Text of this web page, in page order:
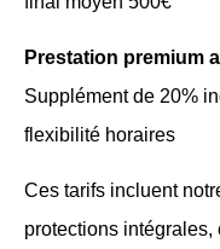
Prestation premium
Supplément de 20%
flexibilité horaires
Ces tarifs incluent
protections